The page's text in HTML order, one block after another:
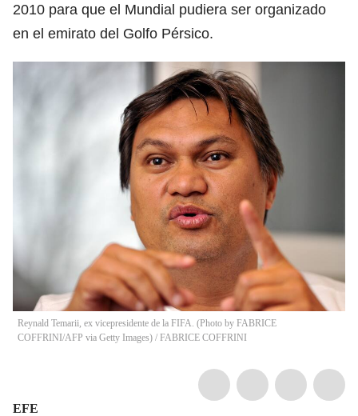
2010 para que el Mundial pudiera ser organizado
en el emirato del Golfo Pérsico.
Reynald Temarii, ex vicepresidente de la FIFA. (Photo by FABRICE
COFFRINI/AFP via Getty Images) / FABRICE COFFRINI
EFE